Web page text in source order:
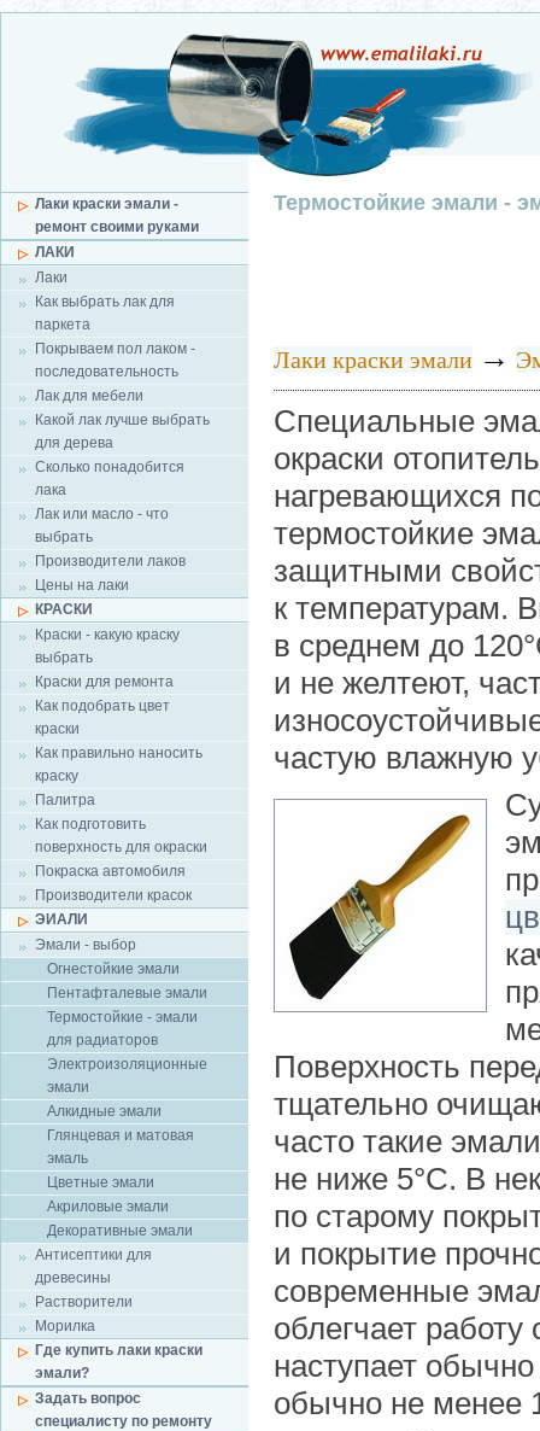
Лаки краски эмали -
ремонт своими руками
ЛАКИ
Лаки
Как выбрать лак для
паркета
Покрываем пол лаком -
последовательность
Лак для мебели
Какой лак лучше выбрать
для дерева
Сколько понадобится
лака
Лак или масло - что
выбрать
Производители лаков
Цены на лаки
КРАСКИ
Краски - какую краску
выбрать
Краски для ремонта
Как подобрать цвет
краски
Как правильно наносить
краску
Палитра
Как подготовить
поверхность для окраски
Покраска автомобиля
Производители красок
ЭИАЛИ
Эмали - выбор
Огнестойкие эмали
Пентафталевые эмали
Термостойкие - эмали
для радиаторов
Электроизоляционные
эмали
Алкидные эмали
Глянцевая и матовая
эмаль
Цветные эмали
Акриловые эмали
Декоративные эмали
Антисептики для
древесины
Растворители
Морилка
Где купить лаки краски
эмали?
Задать вопрос
специалисту по ремонту
Термостойкие эмали -
Лаки краски эмали →
Специальные
окраски
нагревающихся
термостойкие
защитными
к температурам.
в среднем до
и не желтеют,
частую влажную
Поверхность
тщательно
часто такие
не ниже 5°С. В
по старому
и покрытие
современные
облегчает
наступает
обычно не менее